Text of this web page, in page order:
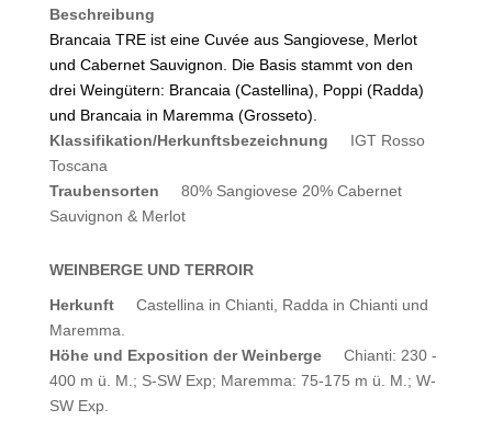
Beschreibung
Brancaia TRE ist eine Cuvée aus Sangiovese, Merlot
und Cabernet Sauvignon. Die Basis stammt von den
drei Weingütern: Brancaia (Castellina), Poppi (Radda)
und Brancaia in Maremma (Grosseto).
Klassifikation/Herkunftsbezeichnung
IGT Rosso
Toscana
Traubensorten
80% Sangiovese 20% Cabernet
Sauvignon & Merlot
WEINBERGE UND TERROIR
Herkunft
Castellina in Chianti, Radda in Chianti und
Maremma.
Höhe und Exposition der Weinberge
Chianti: 230 -
400 m ü. M.; S-SW Exp; Maremma: 75-175 m ü. M.; W-
SW Exp.